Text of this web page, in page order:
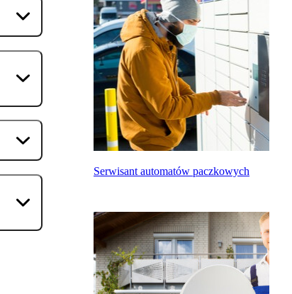
Serwisant automatów paczkowych